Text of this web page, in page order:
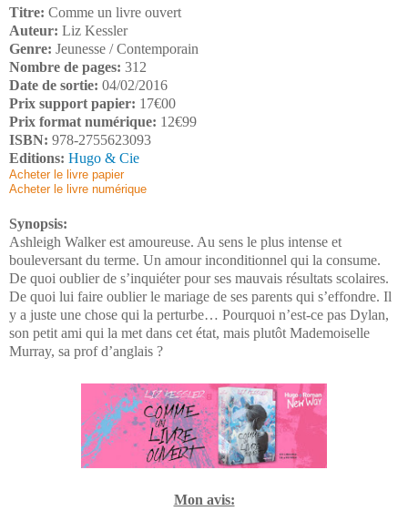
Titre: Comme un livre ouvert
Auteur: Liz Kessler
Genre: Jeunesse / Contemporain
Nombre de pages: 312
Date de sortie: 04/02/2016
Prix support papier: 17€00
Prix format numérique: 12€99
ISBN: 978-2755623093
Editions: Hugo & Cie
Acheter le livre papier
Acheter le livre numérique
Synopsis:
Ashleigh Walker est amoureuse. Au sens le plus intense et
bouleversant du terme. Un amour inconditionnel qui la consume.
De quoi oublier de s’inquiéter pour ses mauvais résultats scolaires.
De quoi lui faire oublier le mariage de ses parents qui s’effondre. Il
y a juste une chose qui la perturbe… Pourquoi n’est-ce pas Dylan,
son petit ami qui la met dans cet état, mais plutôt Mademoiselle
Murray, sa prof d’anglais ?
Mon avis: